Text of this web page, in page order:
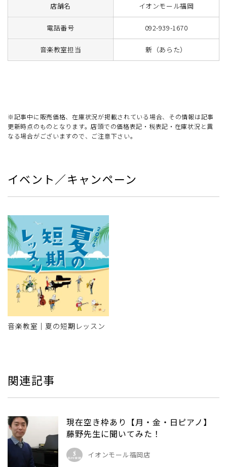
店舗名 イオンモール福岡
電話番号 092-939-1670
音楽教室担当 新（あらた）
※記事中に販売価格、在庫状況が掲載されている場合、その情報は記事
更新時点のものとなります。店頭での価格表記・税表記・在庫状況と異
なる場合がございますので、ご注意下さい。
イベント／キャンペーン
音楽教室｜夏の短期レッスン
関連記事
現在空き枠あり【月・金・日ピアノ】
藤野先生に聞いてみた！
イオンモール福岡店